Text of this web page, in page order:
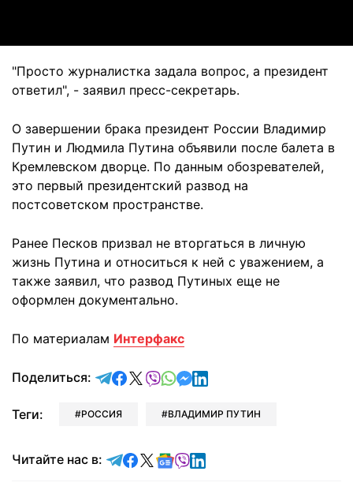
"Просто журналистка задала вопрос, а президент
ответил", - заявил пресс-секретарь.
О завершении брака президент России Владимир
Путин и Людмила Путина объявили после балета в
Кремлевском дворце. По данным обозревателей,
это первый президентский развод на
постсоветском пространстве.
Ранее Песков призвал не вторгаться в личную
жизнь Путина и относиться к ней с уважением, а
также заявил, что развод Путиных еще не
оформлен документально.
По материалам Интерфакс
Поделиться: отправить в Telegram
поделиться в Facebook
поделиться в X
отправить в Viber
отправить в Whatsapp
отправить в Messenger
отправить в LinkedIn
Теги: РОССИЯ ВЛАДИМИР ПУТИН
Читайте нас в: Читайте в Telegram
Читайте в Facebook
Читайте в X
Читайте в Google news
Читайте в Viber
Читайте в LinkedIn